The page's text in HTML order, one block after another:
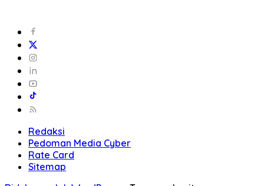
Redaksi
Pedoman Media Cyber
Rate Card
Sitemap